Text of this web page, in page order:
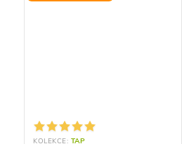
KOLEKCE: TAP